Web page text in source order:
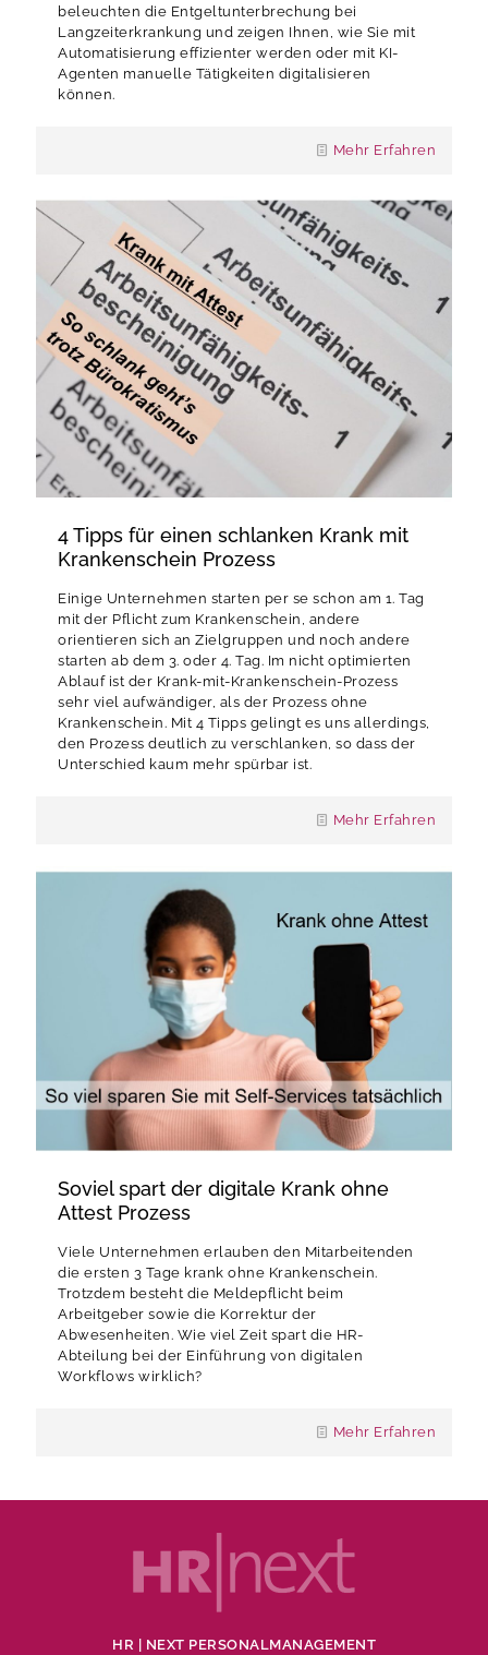
beleuchten die Entgeltunterbrechung bei
Langzeiterkrankung und zeigen Ihnen, wie Sie mit
Automatisierung effizienter werden oder mit KI-
Agenten manuelle Tätigkeiten digitalisieren
können.
Mehr Erfahren
4 Tipps für einen schlanken Krank mit
Krankenschein Prozess
Einige Unternehmen starten per se schon am 1. Tag
mit der Pflicht zum Krankenschein, andere
orientieren sich an Zielgruppen und noch andere
starten ab dem 3. oder 4. Tag. Im nicht optimierten
Ablauf ist der Krank-mit-Krankenschein-Prozess
sehr viel aufwändiger, als der Prozess ohne
Krankenschein. Mit 4 Tipps gelingt es uns allerdings,
den Prozess deutlich zu verschlanken, so dass der
Unterschied kaum mehr spürbar ist.
Mehr Erfahren
Soviel spart der digitale Krank ohne
Attest Prozess
Viele Unternehmen erlauben den Mitarbeitenden
die ersten 3 Tage krank ohne Krankenschein.
Trotzdem besteht die Meldepflicht beim
Arbeitgeber sowie die Korrektur der
Abwesenheiten. Wie viel Zeit spart die HR-
Abteilung bei der Einführung von digitalen
Workflows wirklich?
Mehr Erfahren
HR | NEXT PERSONALMANAGEMENT